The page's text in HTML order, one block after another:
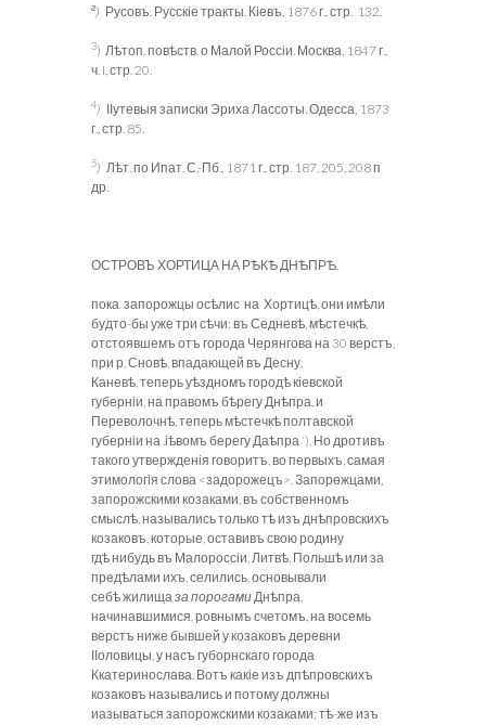
г) Русовъ. Русскіе тракты. Кіевъ, 1876 г., стр. 132.
3) Лѣтоп. повѣств. о Малой Россіи. Москва, 1847 г.,
ч. I, стр. 20.
4) ІІутевыя записки Эриха Лассоты. Одесса, 1873
г., стр. 85.
5) Лѣт. по Ипат. С.-Пб., 1871 г., стр. 187, 205, 208 п
др.
ОСТРОВЪ ХОРТИЦА НА РѢКѢ ДНѢПРѢ.
пока запорожцы осѣлис на Хортицѣ, они имѣли
будто-бы уже три сѣчи: въ Седневѣ, мѣстечкѣ,
отстоявшемъ отъ города Черянгова на 30 верстъ,
при р. Сновѣ, впадающей въ Десну,
Каневѣ, теперь уѣздномъ городѣ кіевской
губерніи, на правомъ бѣрегу Днѣпра, и
Переволочнѣ, теперь мѣстечкѣ полтавской
губерніи на .іѣвомъ берегу Даѣпра ‘). Но дротивъ
такого утвержденія говоритъ, во первыхъ, самая
этимологія слова <задорожецъ>. Запорѳжцами,
запорожскими козаками, въ собственномъ
смыслѣ, назывались только тѣ изъ днѣпровскихъ
козаковъ, которые, оставивъ свою родину
гдѣ нибудь въ Малороссіи, Литвѣ, Польшѣ или за
предѣлами ихъ, селились, основывали
себѣ жилища за порогами Днѣпра,
начинавшимися, ровнымъ счетомъ, на восемь
верстъ ниже бывшей у козаковъ деревни
ІІоловицы, у насъ губорнскаго города
Ккатеринослава. Вотъ какіе изъ дпѣпровскихъ
козаковъ назывались и потому должны
иазываться запорожскими козаками; тѣ-же изъ